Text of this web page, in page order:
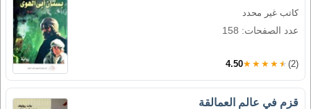
كاتب غير محدد
عدد الصفحات: 158
4.50★★★★★ (2)
قزم في عالم العمالقة